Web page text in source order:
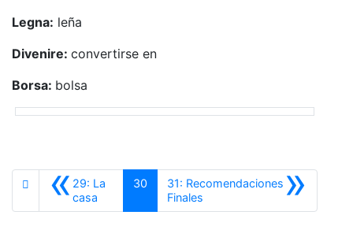
Legna: leña
Divenire: convertirse en
Borsa: bolsa
«29: La
casa
30 »
31: Recomendaciones
FinalesSiguiente